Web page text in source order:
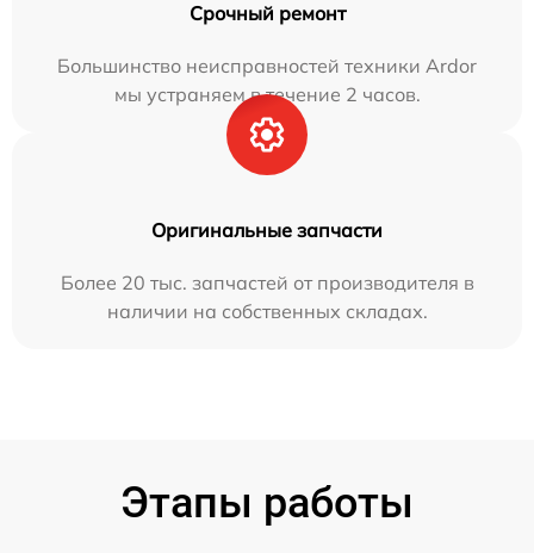
Срочный ремонт
Большинство неисправностей техники Ardor
мы устраняем в течение 2 часов.
Оригинальные запчасти
Более 20 тыс. запчастей от производителя в
наличии на собственных складах.
Этапы работы